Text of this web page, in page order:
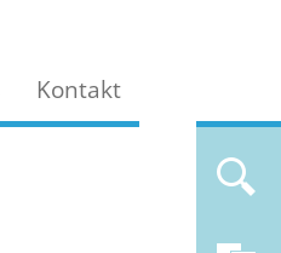
Kontakt